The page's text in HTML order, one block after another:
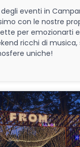
eventi in
con le nostre
per emozionarti
ricchi di musica,
uniche!